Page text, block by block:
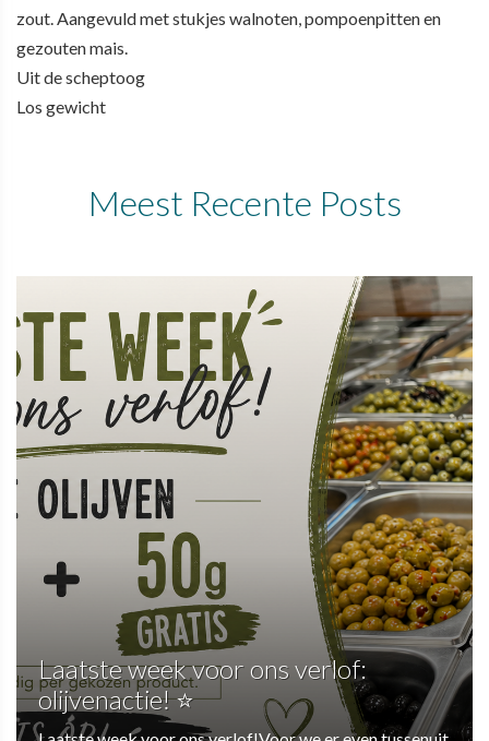
zout. Aangevuld met stukjes walnoten, pompoenpitten en
gezouten mais.
Uit de scheptoog
Los gewicht
Meest Recente Posts
Laatste week voor ons verlof:
olijvenactie! ⭐